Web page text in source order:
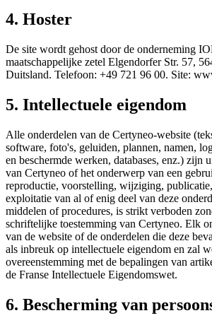
4. Hoster
De site wordt gehost door de onderneming
maatschappelijke zetel Elgendorfer Str. 57,
Duitsland. Telefoon: +49 721 96 00. Site:
5. Intellectuele eigendom
Alle onderdelen van de Certyneo-website
software, foto's, geluiden, plannen, namen,
en beschermde werken, databases, enz.) zijn
van Certyneo of het onderwerp van een
reproductie, voorstelling, wijziging,
exploitatie van al of enig deel van deze
middelen of procedures, is strikt verboden
schriftelijke toestemming van Certyneo. Elk
van de website of de onderdelen die deze
als inbreuk op intellectuele eigendom en zal
overeenstemming met de bepalingen van
de Franse Intellectuele Eigendomswet.
6. Bescherming van